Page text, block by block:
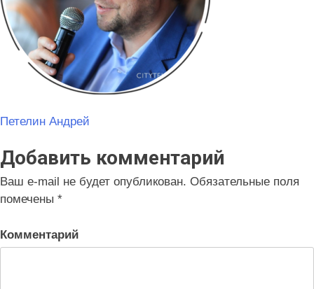
Навигация
по
записям
Петелин Андрей
Добавить комментарий
Ваш e-mail не будет опубликован. Обязательные поля
помечены *
Комментарий